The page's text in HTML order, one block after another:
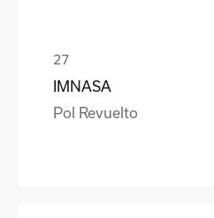
IMNASA
Pol Revuelto